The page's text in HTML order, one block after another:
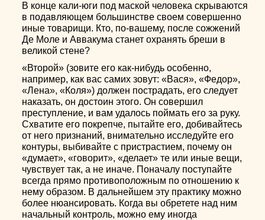
В конце кали-юги под маской человека скрываются
в подавляющем большинстве своем совершенно
иные товарищи. Кто, по-вашему, после сожжений
Де Моле и Аввакума станет охранять бреши в
великой стене?
«Второй» (зовите его как-нибудь особенно,
например, как вас самих зовут: «Вася», «Федор»,
«Лена», «Коля») должен пострадать, его следует
наказать, он достоин этого. Он совершил
преступление, и вам удалось поймать его за руку.
Схватите его покрепче, пытайте его, добивайтесь
от него признаний, внимательно исследуйте его
контуры, выбивайте с пристрастием, почему он
«думает», «говорит», «делает» те или иные вещи,
чувствует так, а не иначе. Поначалу поступайте
всегда прямо противоположным по отношению к
нему образом. В дальнейшем эту практику можно
более нюансировать. Когда вы обретете над ним
начальный контроль, можно ему иногда